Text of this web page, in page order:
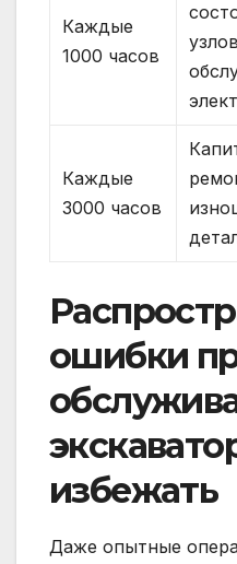
Каждые
1000 часов
Каждые
3000 часов
ошибки
избежать
Даже опытные